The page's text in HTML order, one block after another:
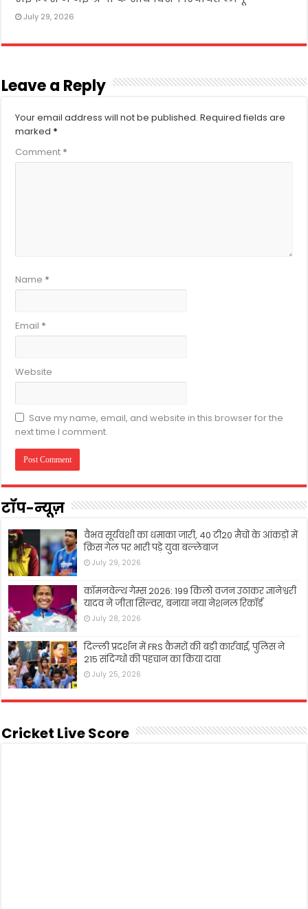
July 29, 2026
Leave a Reply
Your email address will not be published. Required fields are
marked *
Comment *
Name *
Email *
Website
Save my name, email, and website in this browser for the
next time I comment.
टॉप-न्यूज़
वैभव सूर्यवंशी का धमाका जारी, 40 टी20 मैचों के आंकड़ों में
क्रिस गेल पर भारी पड़े युवा बल्लेबाज
July 29, 2026
कॉमनवेल्थ गेम्स 2026: 199 किलो वजन उठाकर ज्ञानेश्वरी
यादव ने जीता सिल्वर, बनाया नया नेशनल रिकॉर्ड
July 28, 2026
दिल्ली प्रदर्शन में FRS कैमरों की बड़ी कार्रवाई, पुलिस ने
215 संदिग्धों की पहचान का किया दावा
July 25, 2026
Cricket Live Score